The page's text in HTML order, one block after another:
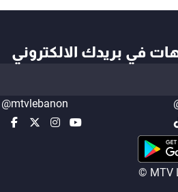
في بريدك الالكتروني
@mtvlebanon
© MTV